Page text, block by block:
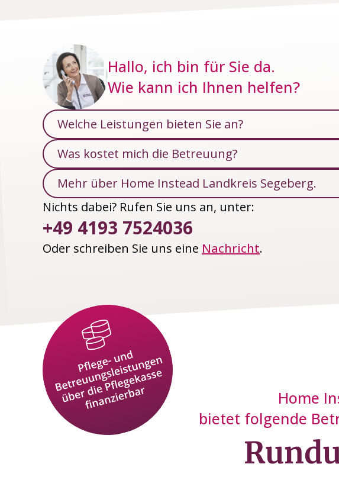
Hallo, ich bin für Sie da.
Wie kann ich Ihnen helfen?
Welche Leistungen bieten Sie an?
Was kostet mich die Betreuung?
Mehr über Home Instead Landkreis Segeberg.
Nichts dabei? Rufen Sie uns an, unter:
+49 4193 7524036
Oder schreiben Sie uns eine Nachricht.
Home
bietet folgende